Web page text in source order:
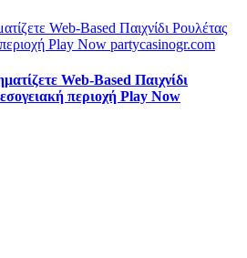
Web-Based Παιχνίδι Ρουλέτας
Play Now partycasinogr.com
Web-Based Παιχνίδι
περιοχή Play Now